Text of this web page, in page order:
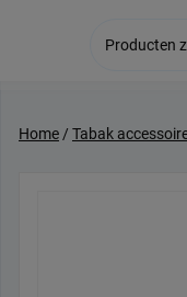
Home/ Tabak